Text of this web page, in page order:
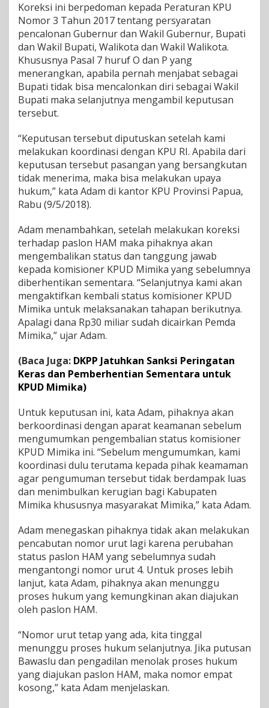
i
m
k
a
Koreksi ini berpedoman kepada Peraturan KPU
Nomor 3 Tahun 2017 tentang persyaratan
pencalonan Gubernur dan Wakil Gubernur, Bupati
dan Wakil Bupati, Walikota dan Wakil Walikota.
Khususnya Pasal 7 huruf O dan P yang
menerangkan, apabila pernah menjabat sebagai
Bupati tidak bisa mencalonkan diri sebagai Wakil
Bupati maka selanjutnya mengambil keputusan
tersebut.
“Keputusan tersebut diputuskan setelah kami
melakukan koordinasi dengan KPU RI. Apabila dari
keputusan tersebut pasangan yang bersangkutan
tidak menerima, maka bisa melakukan upaya
hukum,” kata Adam di kantor KPU Provinsi Papua,
Rabu (9/5/2018).
Adam menambahkan, setelah melakukan koreksi
terhadap paslon HAM maka pihaknya akan
mengembalikan status dan tanggung jawab
kepada komisioner KPUD Mimika yang sebelumnya
diberhentikan sementara. “Selanjutnya kami akan
mengaktifkan kembali status komisioner KPUD
Mimika untuk melaksanakan tahapan berikutnya.
Apalagi dana Rp30 miliar sudah dicairkan Pemda
Mimika,” ujar Adam.
(Baca Juga: DKPP Jatuhkan Sanksi Peringatan
Keras dan Pemberhentian Sementara untuk
KPUD Mimika)
Untuk keputusan ini, kata Adam, pihaknya akan
berkoordinasi dengan aparat keamanan sebelum
mengumumkan pengembalian status komisioner
KPUD Mimika ini. “Sebelum mengumumkan, kami
koordinasi dulu terutama kepada pihak keamaman
agar pengumuman tersebut tidak berdampak luas
dan menimbulkan kerugian bagi Kabupaten
Mimika khususnya masyarakat Mimika,” kata Adam.
Adam menegaskan pihaknya tidak akan melakukan
pencabutan nomor urut lagi karena perubahan
status paslon HAM yang sebelumnya sudah
mengantongi nomor urut 4. Untuk proses lebih
lanjut, kata Adam, pihaknya akan menunggu
proses hukum yang kemungkinan akan diajukan
oleh paslon HAM.
“Nomor urut tetap yang ada, kita tinggal
menunggu proses hukum selanjutnya. Jika putusan
Bawaslu dan pengadilan menolak proses hukum
yang diajukan paslon HAM, maka nomor empat
kosong,” kata Adam menjelaskan.